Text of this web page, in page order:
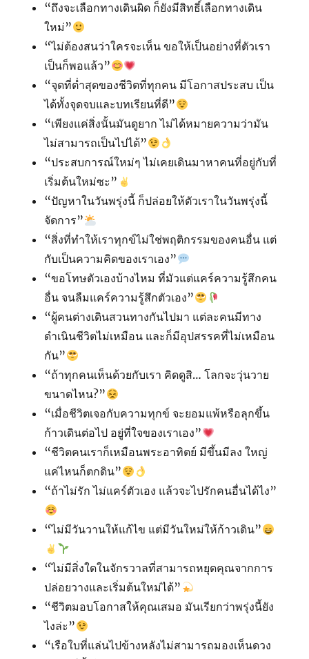
“ถึงจะเลือกทางเดินผิด ก็ยังมีสิทธิ์เลือกทางเดิน
ใหม่”
“ไม่ต้องสนว่าใครจะเห็น ขอให้เป็นอย่างที่ตัวเรา
เป็นก็พอแล้ว”
“จุดที่ต่ำสุดของชีวิตที่ทุกคน มีโอกาสประสบ เป็น
ได้ทั้งจุดจบและบทเรียนที่ดี”
“เพียงแค่สิ่งนั้นมันดูยาก ไม่ได้หมายความว่ามัน
ไม่สามารถเป็นไปได้”
“ประสบการณ์ใหม่ๆ ไม่เคยเดินมาหาคนที่อยู่กับที่
เริ่มต้นใหม่ซะ”
“ปัญหาในวันพรุ่งนี้ ก็ปล่อยให้ตัวเราในวันพรุ่งนี้
จัดการ”
“สิ่งที่ทำให้เราทุกข์ไม่ใช่พฤติกรรมของคนอื่น แต่
กับเป็นความคิดของเราเอง”
“ขอโทษตัวเองบ้างไหม ที่มัวแต่แคร์ความรู้สึกคน
อื่น จนลืมแคร์ความรู้สึกตัวเอง”
“ผู้คนต่างเดินสวนทางกันไปมา แต่ละคนมีทาง
ดำเนินชีวิตไม่เหมือน และก็มีอุปสรรคที่ไม่เหมือน
กัน”
“ถ้าทุกคนเห็นด้วยกับเรา คิดดูสิ… โลกจะวุ่นวาย
ขนาดไหน?”
“เมื่อชีวิตเจอกับความทุกข์ จะยอมแพ้หรือลุกขึ้น
ก้าวเดินต่อไป อยู่ที่ใจของเราเอง”
“ชีวิตคนเราก็เหมือนพระอาทิตย์ มีขึ้นมีลง ใหญ่
แค่ไหนก็ตกดิน”
“ถ้าไม่รัก ไม่แคร์ตัวเอง แล้วจะไปรักคนอื่นได้ไง”
“ไม่มีวันวานให้แก้ไข แต่มีวันใหม่ให้ก้าวเดิน”
“ไม่มีสิ่งใดในจักรวาลที่สามารถหยุดคุณจากการ
ปล่อยวางและเริ่มต้นใหม่ได้”
“ชีวิตมอบโอกาสให้คุณเสมอ มันเรียกว่าพรุ่งนี้ยัง
ไงล่ะ”
“เรือใบที่แล่นไปข้างหลังไม่สามารถมองเห็นดวง